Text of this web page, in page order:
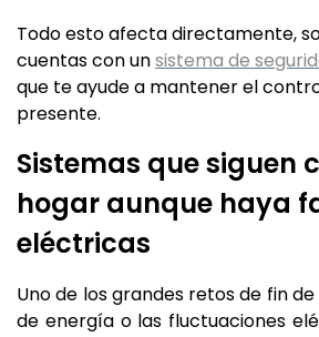
Todo esto afecta directamente,
cuentas con unsistema de
que te ayude a mantener el
presente.
Sistemas que siguen
hogar aunque haya
eléctricas
Uno de los grandes retos de fin
de energía o las fluctuaciones